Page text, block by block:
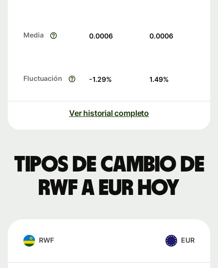
Media 0.0006 0.0006
Fluctuación -1.29% 1.49%
Ver historial completo
Tipos de cambio de
RWF a EUR hoy
RWF EUR